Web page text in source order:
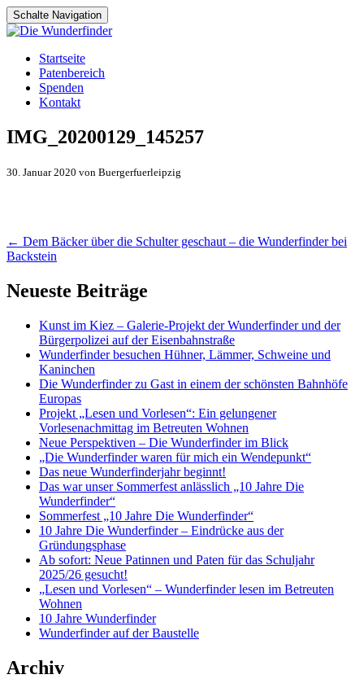
Schalte Navigation
Zum
Inhalt
springen
Startseite
Patenbereich
Spenden
Kontakt
IMG_20200129_145257
30. Januar 2020 von Buergerfuerleipzig
Artikel-
Navigation
← Dem Bäcker über die Schulter geschaut – die Wunderfinder bei
Backstein
Neueste Beiträge
Kunst im Kiez – Galerie-Projekt der Wunderfinder und der
Bürgerpolizei auf der Eisenbahnstraße
Wunderfinder besuchen Hühner, Lämmer, Schweine und
Kaninchen
Die Wunderfinder zu Gast in einem der schönsten Bahnhöfe
Europas
Projekt „Lesen und Vorlesen“: Ein gelungener
Vorlesenachmittag im Betreuten Wohnen
Neue Perspektiven – Die Wunderfinder im Blick
„Die Wunderfinder waren für mich ein Wendepunkt“
Das neue Wunderfinderjahr beginnt!
Das war unser Sommerfest anlässlich „10 Jahre Die
Wunderfinder“
Sommerfest „10 Jahre Die Wunderfinder“
10 Jahre Die Wunderfinder – Eindrücke aus der
Gründungsphase
Ab sofort: Neue Patinnen und Paten für das Schuljahr
2025/26 gesucht!
„Lesen und Vorlesen“ – Wunderfinder lesen im Betreuten
Wohnen
10 Jahre Wunderfinder
Wunderfinder auf der Baustelle
Archiv